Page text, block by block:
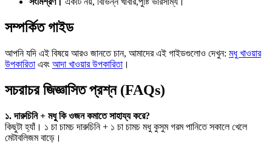
সম্পর্কিত গাইড
আপনি যদি এই বিষয়ে আরও জানতে চান, আমাদের এই গাইডগুলোও দেখুন: মধু খাওয়ার
উপকারিতা এবং আদা খাওয়ার উপকারিতা ।
সচরাচর জিজ্ঞাসিত প্রশ্ন (FAQs)
১. দারুচিনি + মধু কি ওজন কমাতে সাহায্য করে?
কিছুটা হ্যাঁ। ১ চা চামচ দারুচিনি + ১ চা চামচ মধু কুসুম গরম পানিতে সকালে খেলে
মেটাবলিজম বাড়ে।